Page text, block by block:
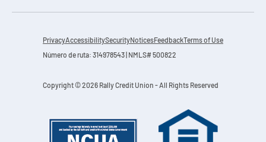
PrivacyAccessibilitySecurityNoticesFeedback Terms of Use
Número de ruta: 314978543 | NMLS# 500822
Copyright © 2026 Rally Credit Union - All Rights Reserved